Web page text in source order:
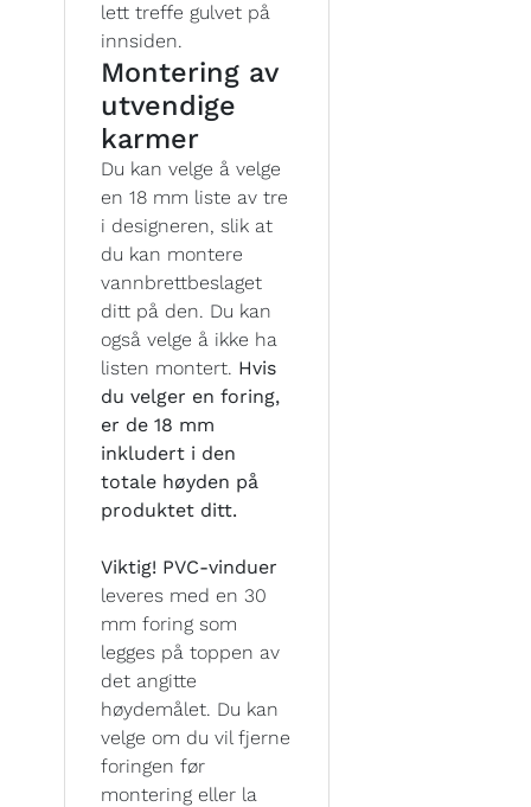
lett treffe gulvet på
innsiden.
Montering av
utvendige
karmer
Du kan velge å velge
en 18 mm liste av tre
i designeren, slik at
du kan montere
vannbrettbeslaget
ditt på den. Du kan
også velge å ikke ha
listen montert. Hvis
du velger en foring,
er de 18 mm
inkludert i den
totale høyden på
produktet ditt.
Viktig! PVC-vinduer
leveres med en 30
mm foring som
legges på toppen av
det angitte
høydemålet. Du kan
velge om du vil fjerne
foringen før
montering eller la